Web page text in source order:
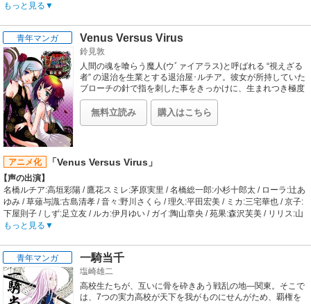
【あらすじ】
生きたアンティークドールたちによる争い。ひきこもりの少年・桜田ジュンは、
7体のうちの1体、第5ドールの「真紅」の家来として契約してしまったため、そ
の不可思議な争いに巻き込まれてしまうのであった。争いは一段落しており、桜
田家では、相も変わらず、真紅の仲間となった雛苺、翠星石、蒼星石といったド
ールたちが賑やかに過ごしていた。そんな中、ふとしたことで、真紅の衣装の薔
薇の飾りが取れてしまう。ジュンは衣装を直すよう言われ、赤い糸を買いに出か
ける。その際、ブローチを真紅のためにと買ってやり、衣装につけてやったのだ
が、なぜか真紅は引きちぎってしまう。
【制作会社】
ノーマッド
【スタッフ情報】
原作:PEACH-PIT
監督:松尾衡
脚本:花田十輝 / キャラクターデザイン:石井久美 / イメージデザイン:春日井浩之 /
美術監督:柴田千佳子 / 色彩設定:梅崎ひろこ / 撮影監督:折笠裕子 / 編集:武宮むつみ
/ 音響監督:鶴岡陽太 / 音響制作:楽音舎 / 音楽:光宗信吉 / 音楽制作:MellowHead
【音楽】
OP:ALI PROJECT「薔薇獄乙女」 / ED:kukui「空蝉ノ影」
もっと見る
青年マンガ Venus Versus Virus
鈴見敦
人間の魂を喰らう魔人(ウﾞァイアラス)と呼ばれる “視えざる
者” の退治を生業とする退治屋･ルチア。彼女が所持していた
ブローチの針で指を刺した事をきっかけに、生まれつき極度
の霊媒体質であった少女･スミレは、魔人を視られる不思議
な力を得る。そして、その力に引き寄せられるかのように魔
人たちがスミレを襲い始める……。
無料立読み 購入はこちら
アニメ化 「Venus Versus Virus」
【声の出演】
名橋ルチア:高垣彩陽 / 鷹花スミレ:茅原実里 / 名橋総一郎:小杉十郎太 / ローラ:辻あ
ゆみ / 草薙与識:古島清孝 / 音々:野川さくら / 理久:平田宏美 / ミカ:三宅華也 / 京子:
下屋則子 / しず:足立友 / ルカ:伊月ゆい / ガイ:陶山章央 / 苑果:森沢芙美 / リリス:山
崎和佳奈 / リュシフ:浪川大輔 / ライラ:辻あゆみ
ヴァイアラス、それは人間の魂を喰らう魔人、人ならざる存在。それゆえ人の魂
を求めて彷徨い、奪いむさぼり続ける。そんな彼らを退治する者がいた。普段は
アンティークショップを営み、依頼があればヴァイアラスと戦う退治屋の名橋ル
チアだ。ルチアと共に戦うのは、ある出来事をきっかけにヴァイアラスを視る力
を得てしまった少女、鷹花スミレ。今日もまた、ふたりのもとに助けを求める者
もっと見る
青年マンガ 一騎当千
塩崎雄二
高校生たちが、互いに骨を砕きあう戦乱の地―関東。そこで
は、7つの実力高校が天下を我がものにせんがため、覇権を